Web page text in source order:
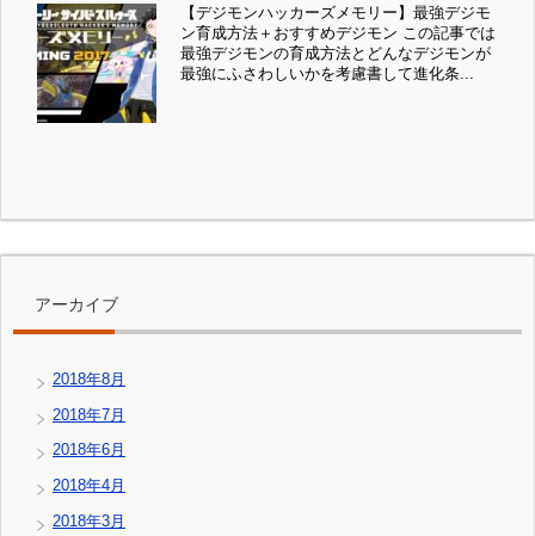
【デジモンハッカーズメモリー】最強デジモ
ン育成方法＋おすすめデジモン この記事では
最強デジモンの育成方法とどんなデジモンが
最強にふさわしいかを考慮書して進化条...
アーカイブ
2018年8月
2018年7月
2018年6月
2018年4月
2018年3月